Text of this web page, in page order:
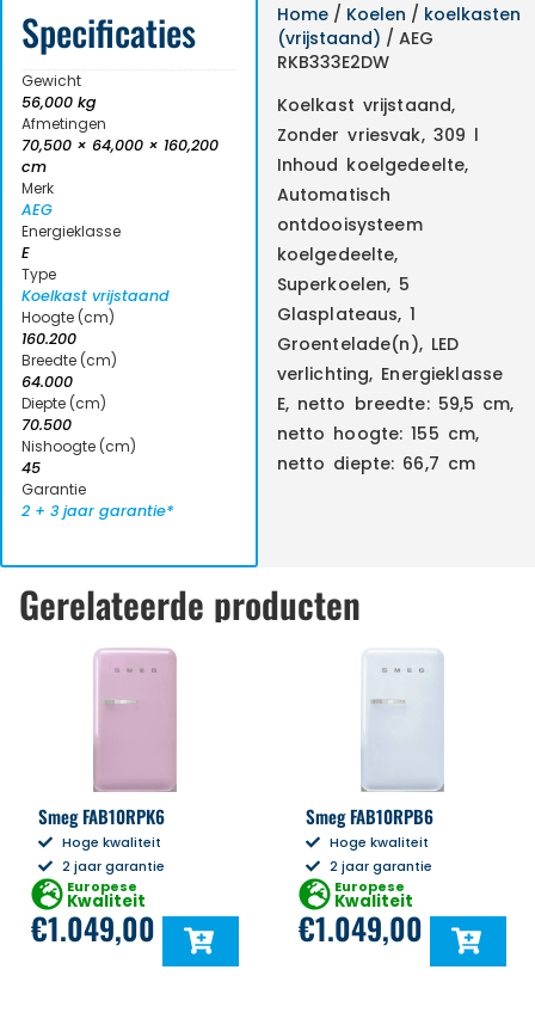
Specificaties
Gewicht
56,000 kg
Afmetingen
70,500 × 64,000 × 160,200
cm
Merk
AEG
Energieklasse
E
Type
Koelkast vrijstaand
Hoogte (cm)
160.200
Breedte (cm)
64.000
Diepte (cm)
70.500
Nishoogte (cm)
45
Garantie
2 + 3 jaar garantie*
Home/ Koelen / koelkasten
(vrijstaand) / AEG
RKB333E2DW
Koelkast vrijstaand,
Zonder vriesvak, 309 l
Inhoud koelgedeelte,
Automatisch
ontdooisysteem
koelgedeelte,
Superkoelen, 5
Glasplateaus, 1
Groentelade(n), LED
verlichting, Energieklasse
E, netto breedte: 59,5 cm,
netto hoogte: 155 cm,
netto diepte: 66,7 cm
Gerelateerde producten
Smeg FAB10RPK6
Hoge kwaliteit
2 jaar garantie
Europese
Kwaliteit
€1.049,00
Smeg FAB10RPB6
Hoge kwaliteit
2 jaar garantie
Europese
Kwaliteit
€1.049,00